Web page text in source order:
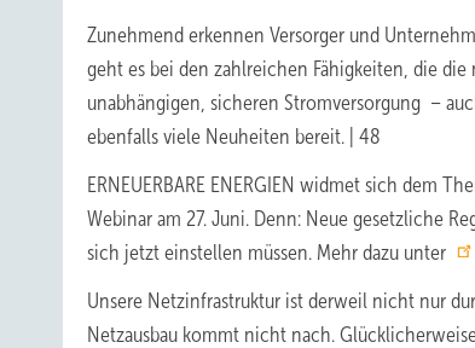
Zunehmend erkennen Versorger und
geht es bei den zahlreichen Fähigkeiten, die
unabhängigen, sicheren Stromversorgung –
ebenfalls viele Neuheiten bereit. | 48
ERNEUERBARE ENERGIEN widmet sich dem
Webinar am 27. Juni. Denn: Neue gesetzliche
sich jetzt einstellen müssen. Mehr dazu unter
Unsere Netzinfrastruktur ist derweil nicht nur
Netzausbau kommt nicht nach.